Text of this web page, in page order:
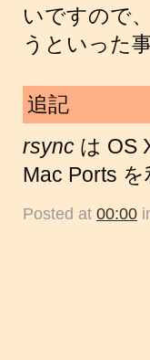
いですので
うといった
追記
rsync は OS
Mac Ports
Posted at 00:00